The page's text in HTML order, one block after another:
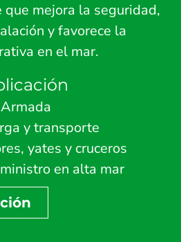
mejora la seguridad,
y favorece la
en el mar.
y transporte
yates y cruceros
en alta mar